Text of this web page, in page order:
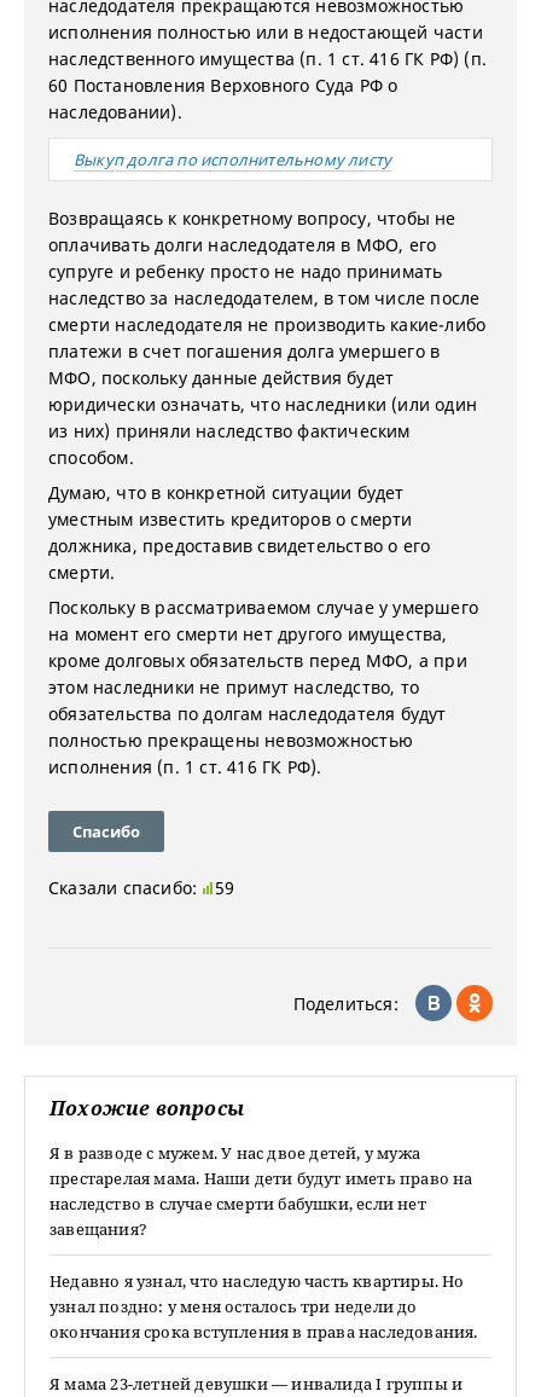
наследодателя прекращаются невозможностью
исполнения полностью или в недостающей части
наследственного имущества (п. 1 ст. 416 ГК РФ) (п.
60 Постановления Верховного Суда РФ о
наследовании).
Выкуп долга по исполнительному листу
Возвращаясь к конкретному вопросу, чтобы не
оплачивать долги наследодателя в МФО, его
супруге и ребенку просто не надо принимать
наследство за наследодателем, в том числе после
смерти наследодателя не производить какие-либо
платежи в счет погашения долга умершего в
МФО, поскольку данные действия будет
юридически означать, что наследники (или один
из них) приняли наследство фактическим
способом.
Думаю, что в конкретной ситуации будет
уместным известить кредиторов о смерти
должника, предоставив свидетельство о его
смерти.
Поскольку в рассматриваемом случае у умершего
на момент его смерти нет другого имущества,
кроме долговых обязательств перед МФО, а при
этом наследники не примут наследство, то
обязательства по долгам наследодателя будут
полностью прекращены невозможностью
исполнения (п. 1 ст. 416 ГК РФ).
Спасибо
Сказали спасибо: 59
Поделиться:
Похожие вопросы
Я в разводе с мужем. У нас двое детей, у мужа
престарелая мама. Наши дети будут иметь право на
наследство в случае смерти бабушки, если нет
завещания?
Недавно я узнал, что наследую часть квартиры. Но
узнал поздно: у меня осталось три недели до
окончания срока вступления в права наследования.
Я мама 23-летней девушки — инвалида I группы и